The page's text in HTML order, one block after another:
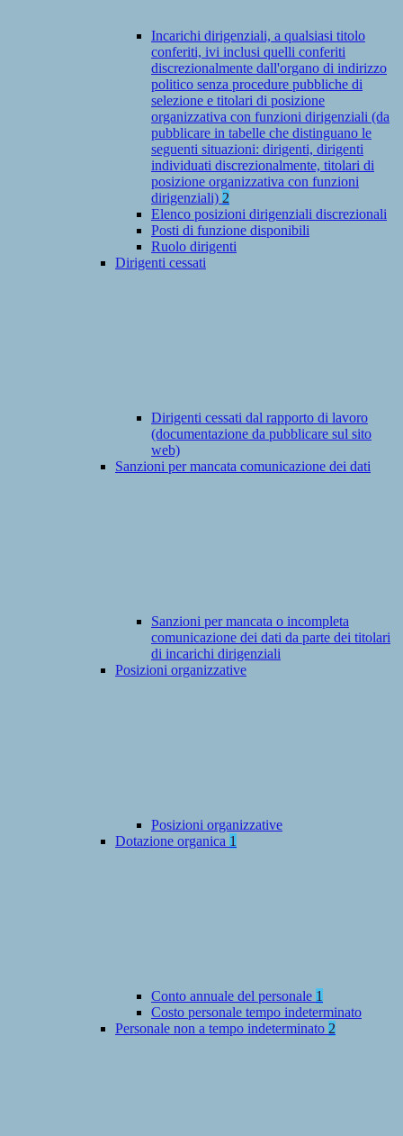
Incarichi dirigenziali, a qualsiasi titolo
conferiti, ivi inclusi quelli conferiti
discrezionalmente dall'organo di indirizzo
politico senza procedure pubbliche di
selezione e titolari di posizione
organizzativa con funzioni dirigenziali (da
pubblicare in tabelle che distinguano le
seguenti situazioni: dirigenti, dirigenti
individuati discrezionalmente, titolari di
posizione organizzativa con funzioni
dirigenziali) 2
Elenco posizioni dirigenziali discrezionali
Posti di funzione disponibili
Ruolo dirigenti
Dirigenti cessati
Dirigenti cessati dal rapporto di lavoro
(documentazione da pubblicare sul sito
web)
Sanzioni per mancata comunicazione dei dati
Sanzioni per mancata o incompleta
comunicazione dei dati da parte dei titolari
di incarichi dirigenziali
Posizioni organizzative
Posizioni organizzative
Dotazione organica 1
Conto annuale del personale 1
Costo personale tempo indeterminato
Personale non a tempo indeterminato 2